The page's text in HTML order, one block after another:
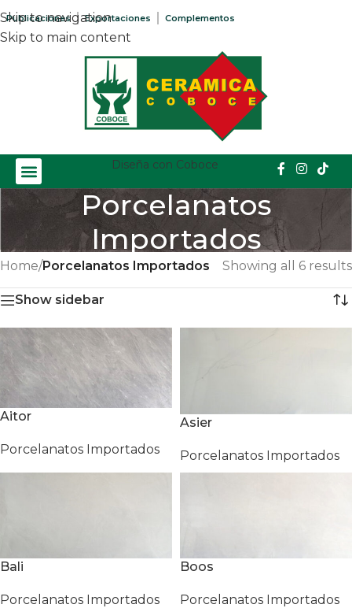
Skip to navigation
Skip to main content
Publicaciones Exportaciones Complementos
Diseña con Coboce
Porcelanatos
Importados
Home/Porcelanatos Importados Showing all 6 results
Show sidebar
Aitor
Porcelanatos Importados
Asier
Porcelanatos Importados
Bali
Porcelanatos Importados
Boos
Porcelanatos Importados